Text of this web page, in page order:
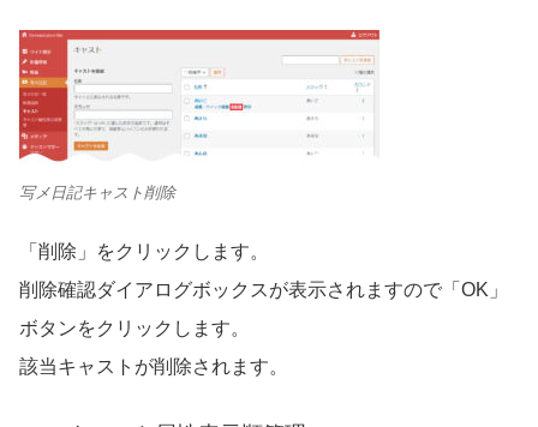
写メ日記キャスト削除
「削除」をクリックします。
削除確認ダイアログボックスが表示されますので「 OK 」
ボタンをクリックします。
該当キャストが削除されます。